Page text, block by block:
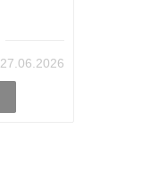
27.06.2026